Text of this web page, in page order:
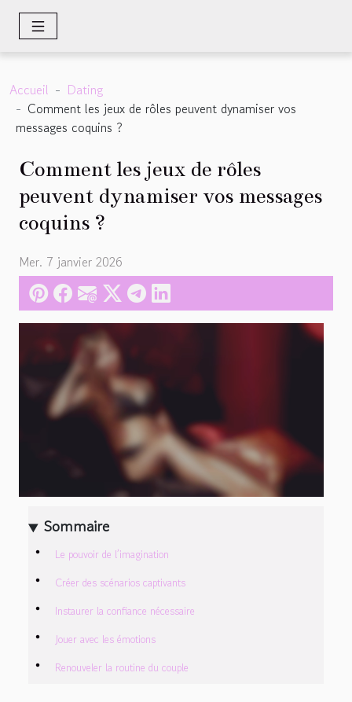
Accueil
Dating
Comment les jeux de rôles peuvent dynamiser vos
messages coquins ?
Comment les jeux de rôles
peuvent dynamiser vos messages
coquins ?
Mer. 7 janvier 2026
Sommaire
Le pouvoir de l’imagination
Créer des scénarios captivants
Instaurer la confiance nécessaire
Jouer avec les émotions
Renouveler la routine du couple